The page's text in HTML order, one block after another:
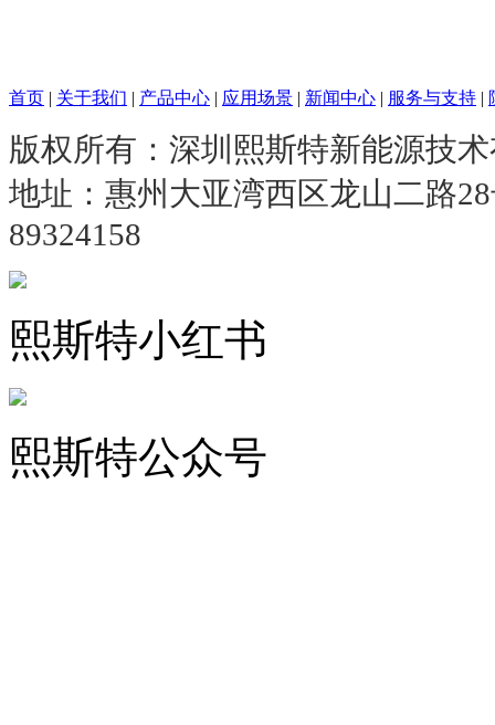
首页 | 关于我们 | 产品中心 | 应用场景 | 新闻中心 | 服务与支持 |
版权所有：深圳熙斯特新能源技
地址：惠州大亚湾西区龙山二路
89324158
熙斯特小红书
熙斯特公众号